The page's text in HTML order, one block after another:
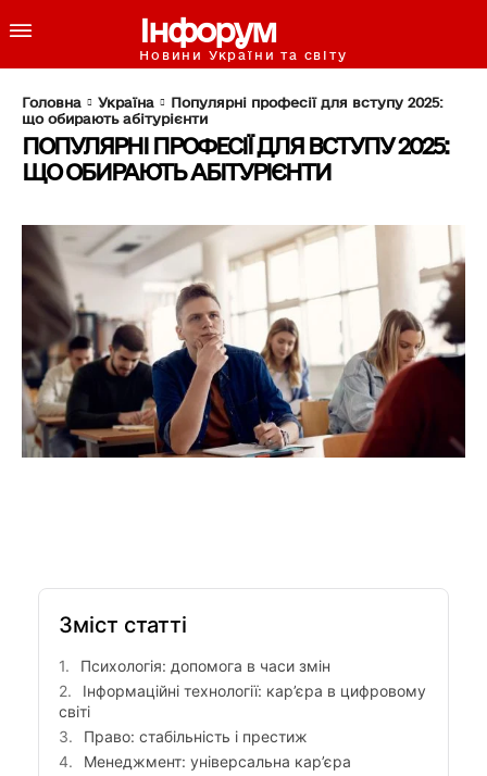
Інфорум
Новини України та світу
Головна Україна
Популярні професії для вступу 2025:
що обирають абітурієнти
ПОПУЛЯРНІ ПРОФЕСІЇ ДЛЯ ВСТУПУ 2025:
ЩО ОБИРАЮТЬ АБІТУРІЄНТИ
Зміст статті
Психологія: допомога в часи змін
Інформаційні технології: кар’єра в цифровому
світі
Право: стабільність і престиж
Менеджмент: універсальна кар’єра